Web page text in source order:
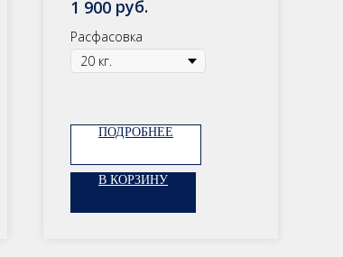
1 900 руб.
Расфасовка
ПОДРОБНЕЕ
В КОРЗИНУ